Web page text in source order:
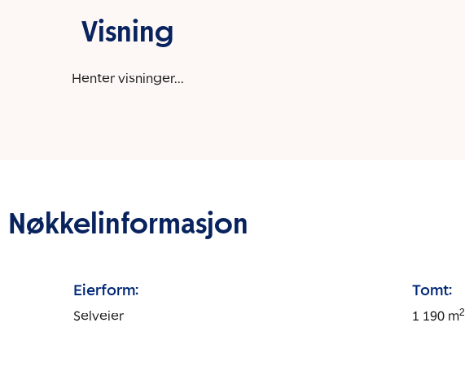
Visning
Henter visninger...
Nøkkelinformasjon
Eierform:
Selveier
Tomt:
1 190 m2